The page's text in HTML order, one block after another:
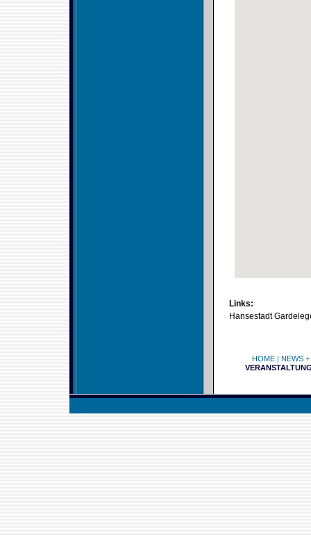
Links:
Hansestadt
HOME| NEWS